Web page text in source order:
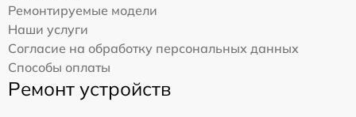
Ремонтируемые модели
Наши услуги
Согласие на обработку персональных данных
Способы оплаты
Ремонт устройств